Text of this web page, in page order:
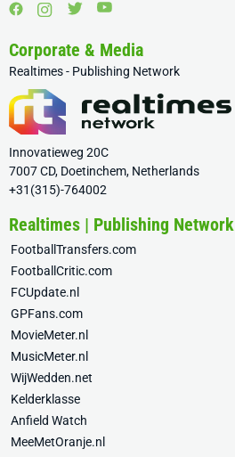
Corporate & Media
Realtimes - Publishing Network
Innovatieweg 20C
7007 CD, Doetinchem, Netherlands
+31(315)-764002
Realtimes | Publishing Network
FootballTransfers.com
FootballCritic.com
FCUpdate.nl
GPFans.com
MovieMeter.nl
MusicMeter.nl
WijWedden.net
Kelderklasse
Anfield Watch
MeeMetOranje.nl